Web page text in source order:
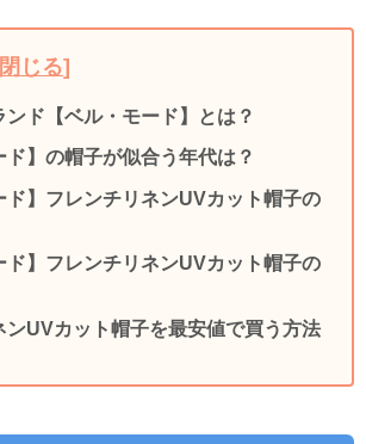
閉じる]
ンド【ベル・モード】とは？
ド】の帽子が似合う年代は？
ド】フレンチリネンUVカット帽子の
ド】フレンチリネンUVカット帽子の
ンUVカット帽子を最安値で買う方法